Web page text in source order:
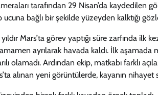
tarafından 29 Nisan’da
ucuna bağlı bir şekilde yüzeyden kalktığı
Mars’ta görev yaptığı süre zarfında ilk
ayrılarak havada kaldı. İlk
olamadı. Ardından ekip, matkabı farklı
alınan yeni görüntülerde, kayanın